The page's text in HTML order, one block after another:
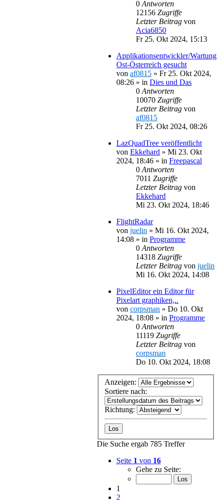
0 Antworten
12156 Zugriffe
Letzter Beitrag von
Acia6850
Fr 25. Okt 2024, 15:13
Applikationsentwickler/Wartung
Ost-Österreich gesucht
von af0815 » Fr 25. Okt 2024,
08:26 » in Dies und Das
0 Antworten
10070 Zugriffe
Letzter Beitrag von
af0815
Fr 25. Okt 2024, 08:26
LazQuadTree veröffentlicht
von Ekkehard » Mi 23. Okt
2024, 18:46 » in Freepascal
0 Antworten
7011 Zugriffe
Letzter Beitrag von
Ekkehard
Mi 23. Okt 2024, 18:46
FlightRadar
von juelin » Mi 16. Okt 2024,
14:08 » in Programme
0 Antworten
14318 Zugriffe
Letzter Beitrag von juelin
Mi 16. Okt 2024, 14:08
PixelEditor ein Editor für
Pixelart graphiken,..
von corpsman » Do 10. Okt
2024, 18:08 » in Programme
0 Antworten
11119 Zugriffe
Letzter Beitrag von
corpsman
Do 10. Okt 2024, 18:08
Anzeigen:
Sortiere nach:
Richtung:
Die Suche ergab 785 Treffer
Seite 1 von 16
Gehe zu Seite:
1
2